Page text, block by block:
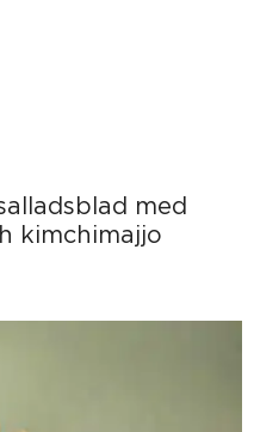
med
kimchimajjo